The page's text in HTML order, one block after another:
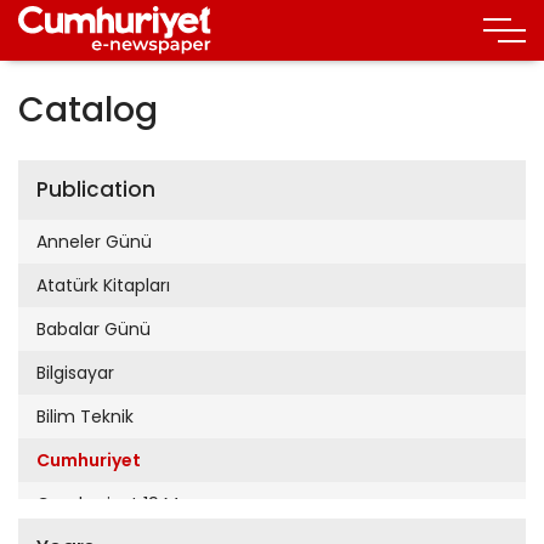
Catalog
Publication
Anneler Günü
Atatürk Kitapları
Babalar Günü
Bilgisayar
Bilim Teknik
Cumhuriyet
Cumhuriyet 19 Mayıs